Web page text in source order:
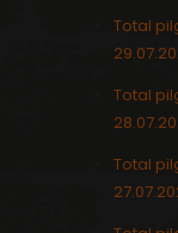
Total
Total
Total